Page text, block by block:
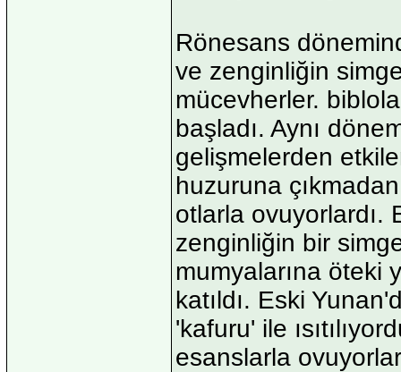
Rönesans
ve zenginliğin
mücevherler.
başladı. Aynı
gelişmelerden
huzuruna
otlarla ovuyorlardı.
zenginliğin bir
mumyalarına öteki
katıldı. Eski
'kafuru' ile
esanslarla